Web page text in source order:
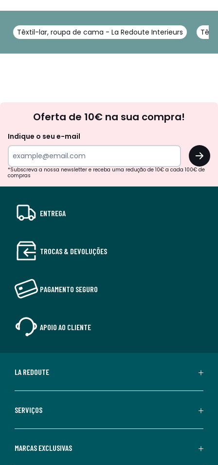
Têxtil-lar, roupa de cama - La Redoute Interieurs
Oferta de 10€ na sua compra!
Indique o seu e-mail
OK
*Subscreva a nossa newsletter e receba uma redução de 10€ a cada 100€ de
compras
ENTREGA
TROCAS & DEVOLUÇÕES
PAGAMENTO SEGURO
APOIO AO CLIENTE
LA REDOUTE
SERVIÇOS
MARCAS EXCLUSIVAS